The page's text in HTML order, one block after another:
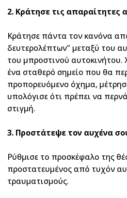
2. Κράτησε τις απαραίτητες
Κράτησε πάντα τον κανόνα
δευτερολέπτων" μεταξύ του
του μπροστινού αυτοκινήτου.
ένα σταθερό σημείο που θα
προπορευόμενο όχημα,
υπολόγισε ότι πρέπει να
στιγμή.
3. Προστάτεψε τον αυχένα
Ρύθμισε το προσκέφαλο της
προστατευμένος από τυχόν
τραυματισμούς.